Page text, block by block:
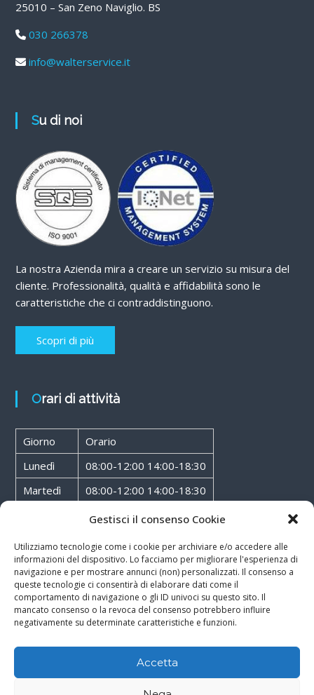
Gestisci il consenso Cookie
Utilizziamo tecnologie come i cookie per archiviare e/o accedere alle
informazioni del dispositivo. Lo facciamo per migliorare l'esperienza di
navigazione e per mostrare annunci (non) personalizzati. Il consenso a
queste tecnologie ci consentirà di elaborare dati come il
comportamento di navigazione o gli ID univoci su questo sito. Il
mancato consenso o la revoca del consenso potrebbero influire
negativamente su determinate caratteristiche e funzioni.
Accetta
25010 – San Zeno Naviglio. BS
030 266378
info@walterservice.it
Su di noi
La nostra Azienda mira a creare un servizio su misura del
cliente. Professionalità, qualità e affidabilità sono le
caratteristiche che ci contraddistinguono.
Scopri di più
Orari di attività
Giorno
Orario
Lunedì
08:00-12:00 14:00-18:30
Martedì
08:00-12:00 14:00-18:30
08:00-12:00 14:00-18:30
Giovedì
08:00-12:00 14:00-18:30
Venerdì
08:00-12:00 14:00-18:30
Sabato
08:00-12:00